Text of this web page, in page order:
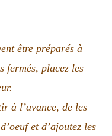
être préparés à
fermés, placez les
à l’avance, de les
et d’ajoutez les